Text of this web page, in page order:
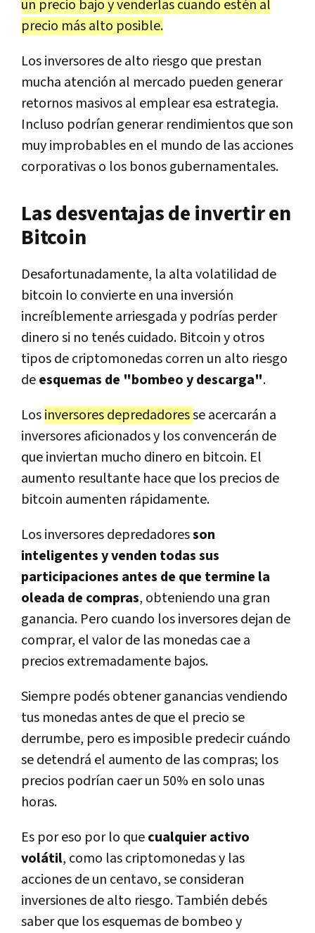
un precio bajo y venderlas cuando estén al
precio más alto posible.
Los inversores de alto riesgo que prestan
mucha atención al mercado pueden generar
retornos masivos al emplear esa estrategia.
Incluso podrían generar rendimientos que son
muy improbables en el mundo de las acciones
corporativas o los bonos gubernamentales.
Las desventajas de invertir en
Bitcoin
Desafortunadamente, la alta volatilidad de
bitcoin lo convierte en una inversión
increíblemente arriesgada y podrías perder
dinero si no tenés cuidado. Bitcoin y otros
tipos de criptomonedas corren un alto riesgo
deesquemas de "bombeo y descarga".
Losinversores depredadoresse acercarán a
inversores aficionados y los convencerán de
que inviertan mucho dinero en bitcoin. El
aumento resultante hace que los precios de
bitcoin aumenten rápidamente.
Los inversores depredadoresson
inteligentes y venden todas sus
participaciones antes de que termine la
oleada de compras, obteniendo una gran
ganancia. Pero cuando los inversores dejan de
comprar, el valor de las monedas cae a
precios extremadamente bajos.
Siempre podés obtener ganancias vendiendo
tus monedas antes de que el precio se
derrumbe, pero es imposible predecir cuándo
se detendrá el aumento de las compras; los
precios podrían caer un 50% en solo unas
horas.
Es por eso por lo quecualquier activo
volátil, como las criptomonedas y las
acciones de un centavo, se consideran
inversiones de alto riesgo. También debés
saber que los esquemas de bombeo y